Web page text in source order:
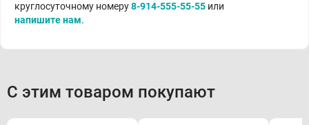
круглосуточному номеру8-914-555-55-55 или
напишите нам.
С этим товаром покупают